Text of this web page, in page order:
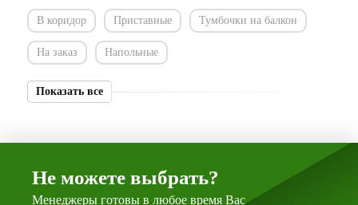
В коридор Приставные Тумбочки на балкон
На заказ Напольные
Показать все
Не можете выбрать?
Менеджеры готовы в любое время Вас